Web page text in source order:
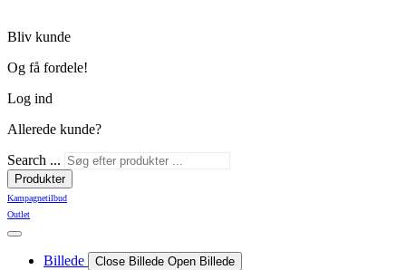
Bliv kunde
Og få fordele!
Log ind
Allerede kunde?
Search ...
Produkter
Kampagnetilbud
Outlet
Billede Close Billede Open Billede